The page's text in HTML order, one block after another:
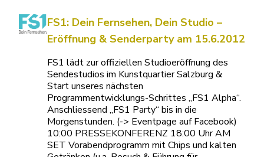
FS1: Dein Fernsehen, Dein Studio –
Eröffnung & Senderparty am 15.6.2012
FS1 lädt zur offiziellen Studioeröffnung des
Sendestudios im Kunstquartier Salzburg &
Start unseres nächsten
Programmentwicklungs-Schrittes „FS1 Alpha“.
Anschliessend „FS1 Party“ bis in die
Morgenstunden. (-> Eventpage auf Facebook)
10:00 PRESSEKONFERENZ 18:00 Uhr AM
SET Vorabendprogramm mit Chips und kalten